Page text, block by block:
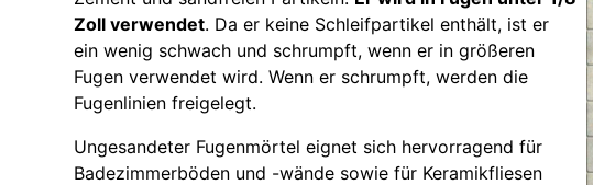
Zoll verwendet. Da er keine Schleifpartikel enthält, ist er
ein wenig schwach und schrumpft, wenn er in größeren
Fugen verwendet wird. Wenn er schrumpft, werden die
Fugenlinien freigelegt.
Ungesandeter Fugenmörtel eignet sich hervorragend für
Badezimmerböden und -wände sowie für Keramikfliesen